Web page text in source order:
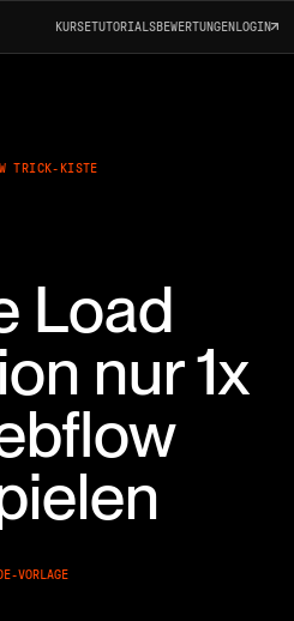
KURSETUTORIALSBEWERTUNGEN LOGIN
TRICK-KISTE
Load
nur 1x
VORLAGE